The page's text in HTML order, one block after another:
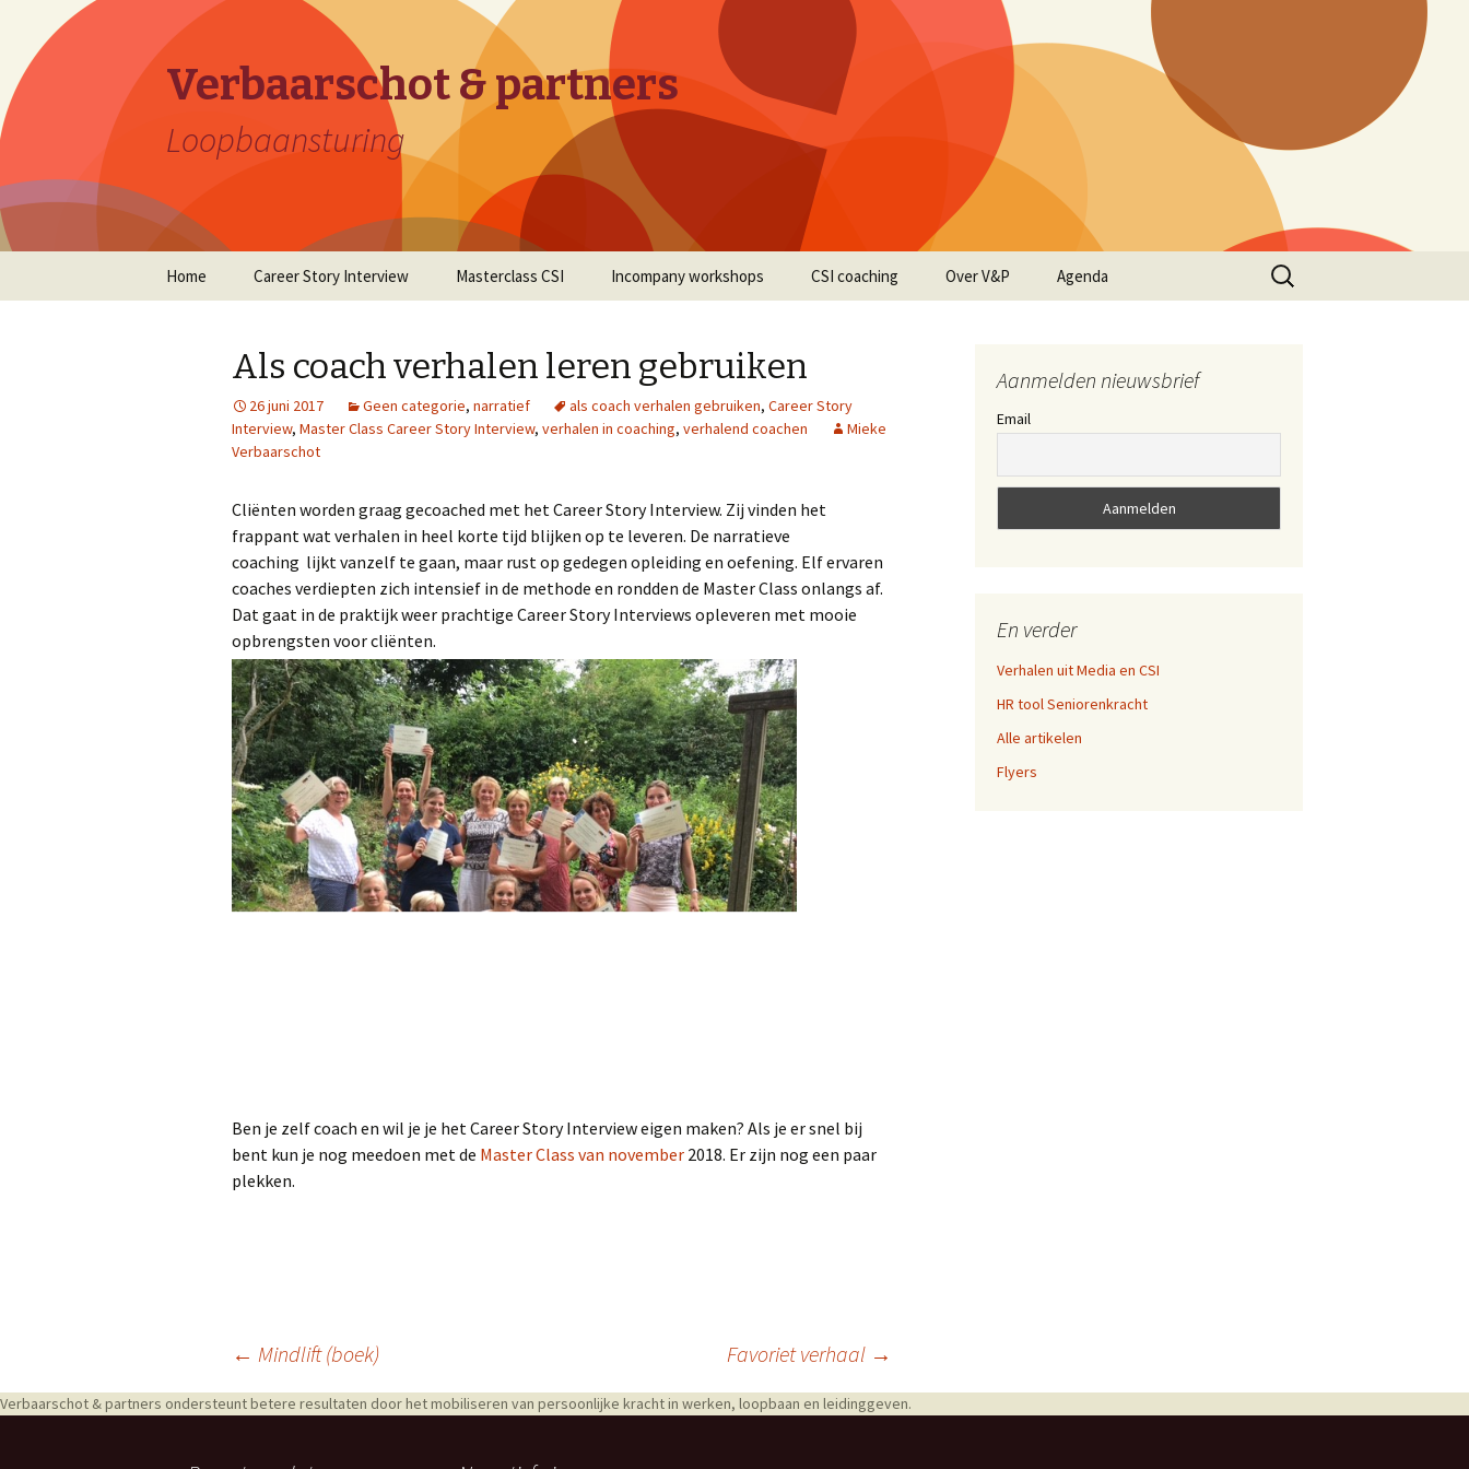
Verbaarschot & partners
Loopbaansturing
Home Career Story Interview Masterclass CSI Incompany workshops CSI coaching Over V&P Agenda
Zoeken
naar:
Als coach verhalen leren gebruiken
26 juni 2017 Geen categorie, narratief als coach verhalen gebruiken, Career Story
Interview, Master Class Career Story Interview, verhalen in coaching, verhalend coachen
Mieke
Verbaarschot
Cliënten worden graag gecoached met het Career Story Interview. Zij vinden het
frappant wat verhalen in heel korte tijd blijken op te leveren. De narratieve
coaching lijkt vanzelf te gaan, maar rust op gedegen opleiding en oefening. Elf ervaren
coaches verdiepten zich intensief in de methode en rondden de Master Class onlangs af.
Dat gaat in de praktijk weer prachtige Career Story Interviews opleveren met mooie
opbrengsten voor cliënten.
Ben je zelf coach en wil je je het Career Story Interview eigen maken? Als je er snel bij
bent kun je nog meedoen met de Master Class van november 2018. Er zijn nog een paar
plekken.
Berichtnavigatie
← Mindlift (boek) Favoriet verhaal →
Aanmelden nieuwsbrief
Email
En verder
Verhalen uit Media en CSI
HR tool Seniorenkracht
Alle artikelen
Flyers
Verbaarschot & partners ondersteunt betere resultaten door het mobiliseren van persoonlijke kracht in werken, loopbaan en leidinggeven.